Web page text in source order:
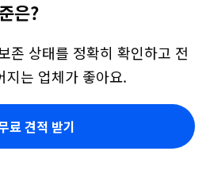
은?
존 상태를 정확히 확인하고 전
지는 업체가 좋아요.
료 견적 받기